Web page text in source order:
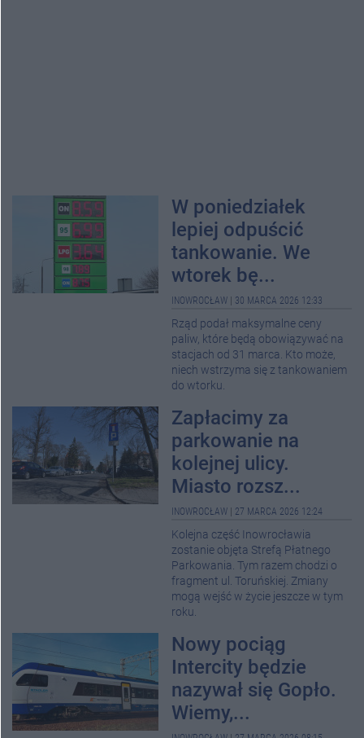
W poniedziałek
lepiej odpuścić
tankowanie. We
wtorek bę...
INOWROCŁAW 30 MARCA 2026 12:33
Rząd podał maksymalne ceny
paliw, które będą obowiązywać na
stacjach od 31 marca. Kto może,
niech wstrzyma się z tankowaniem
do wtorku.
Zapłacimy za
parkowanie na
kolejnej ulicy.
Miasto rozsz...
INOWROCŁAW 27 MARCA 2026 12:24
Kolejna część Inowrocławia
zostanie objęta Strefą Płatnego
Parkowania. Tym razem chodzi o
fragment ul. Toruńskiej. Zmiany
mogą wejść w życie jeszcze w tym
roku.
Nowy pociąg
Intercity będzie
nazywał się Gopło.
Wiemy,...